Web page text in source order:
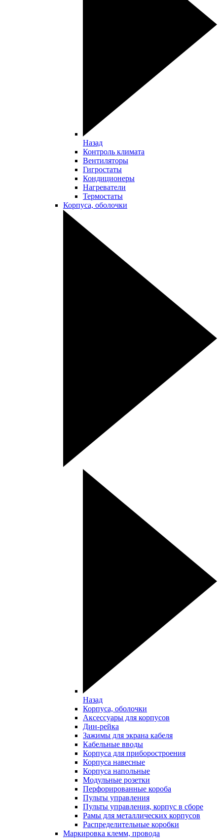
Назад
Контроль климата
Вентиляторы
Гигростаты
Кондиционеры
Нагреватели
Термостаты
Корпуса, оболочки
Назад
Корпуса, оболочки
Аксессуары для корпусов
Дин-рейка
Зажимы для экрана кабеля
Кабельные вводы
Корпуса для приборостроения
Корпуса навесные
Корпуса напольные
Модульные розетки
Перфорированные короба
Пульты управления
Пульты управления, корпус в сборе
Рамы для металлических корпусов
Распределительные коробки
Маркировка клемм, провода